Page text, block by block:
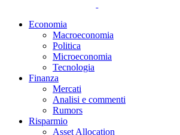
Economia
Macroeconomia
Politica
Microeconomia
Tecnologia
Finanza
Mercati
Analisi e commenti
Rumors
Risparmio
Asset Allocation